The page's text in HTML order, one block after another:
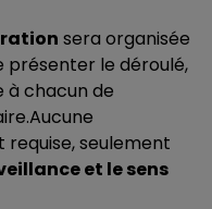
sera organisée
présenter le déroulé,
chacun de
seulement
et le sens